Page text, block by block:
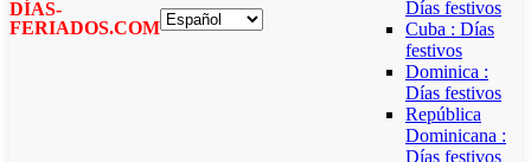
DÍAS-
FERIADOS.COM
Días festivos
Cuba : Días
festivos
Dominica :
Días festivos
República
Dominicana :
Días festivos